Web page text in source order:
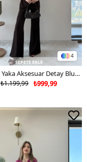
4
SEPETE EKLE
Kruvaze Yaka Aksesuar Detay Bluz ve Pantolonlu Modal İkili Takım Acı Kahve 2277
₺999,99
₺1.199,99